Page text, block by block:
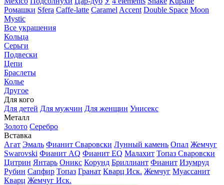
Ромашки Sfera Caffe-latte Caramel Accent Double Space Moon
Mystic
Все украшения
Кольца
Серьги
Подвески
Цепи
Браслеты
Колье
Другое
Для кого
Для детей Для мужчин Для женщин Унисекс
Металл
Золото Серебро
Вставка
Агат Эмаль Фианит Сваровски Лунный камень Опал Жемчуг
Swarovski Фианит AQ Фианит EQ Малахит Топаз Сваровски
Цитрин Янтарь Оникс Корунд Бриллиант Фианит Изумруд
Рубин Сапфир Топаз Гранат Кварц Иск. Жемчуг Муассанит
Кварц Жемчуг Иск.